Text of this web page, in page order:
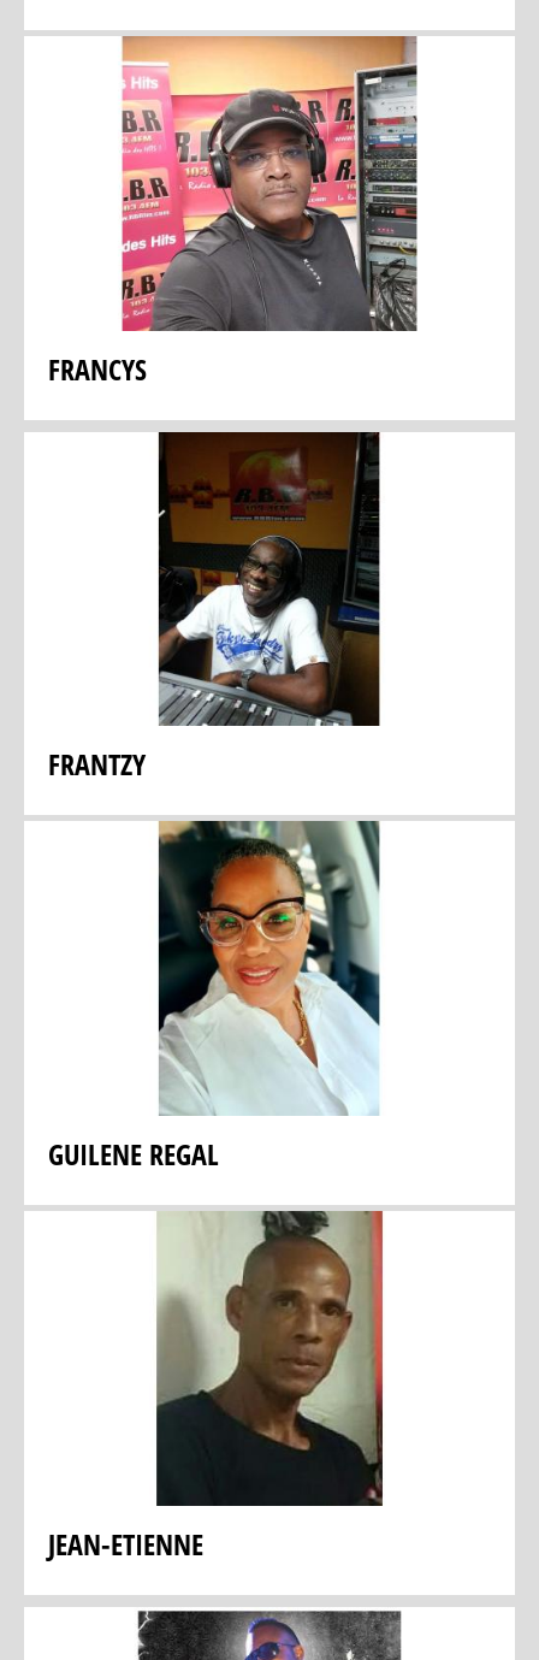
FRANCYS
FRANTZY
GUILENE REGAL
JEAN-ETIENNE